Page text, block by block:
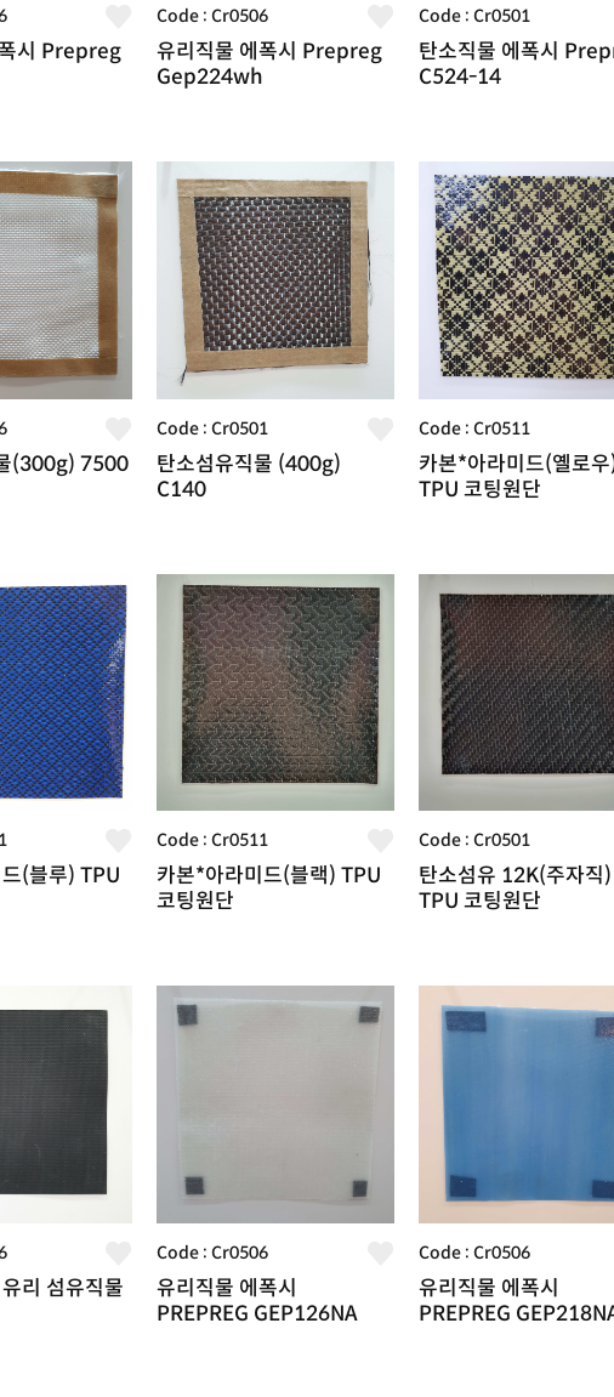
시 Prepreg
Code : Cr0506
유리직물 에폭시 Prepreg
Gep224wh
Code : Cr0501
탄소직물 에폭시
C524-14
(300g) 7500
Code : Cr0501
탄소섬유직물 (400g)
C140
Code : Cr0511
카본*아라미드(옐로우
TPU 코팅원단
(블루) TPU
Code : Cr0511
카본*아라미드(블랙) TPU
코팅원단
Code : Cr0501
탄소섬유 12K(주자직)
TPU 코팅원단
리 섬유직물
Code : Cr0506
유리직물 에폭시
PREPREG GEP126NA
Code : Cr0506
유리직물 에폭시
PREPREG